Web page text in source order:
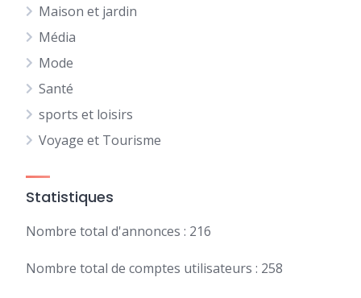
Maison et jardin
Média
Mode
Santé
sports et loisirs
Voyage et Tourisme
Statistiques
Nombre total d'annonces : 216
Nombre total de comptes utilisateurs : 258